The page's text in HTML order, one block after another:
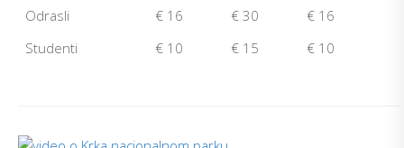
Odrasli € 16 € 30
€ 16
Studenti
€ 10 € 15 € 10